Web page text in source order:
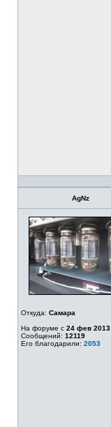
AgNz
Откуда: Самара
На форуме с 24 фев 2013
Сообщений: 12119
Его благодарили: 2053